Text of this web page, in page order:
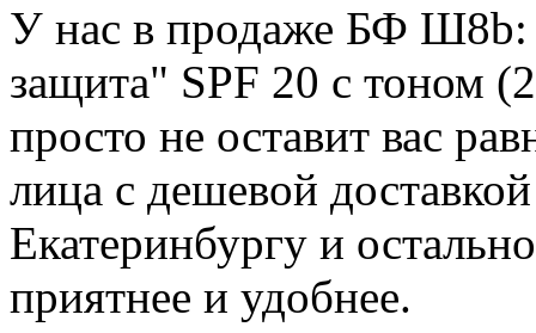
У нас в продаже БФ Ш8b:
защита" SPF 20 с тоном
просто не оставит вас
лица с дешевой
Екатеринбургу и
приятнее и удобнее.